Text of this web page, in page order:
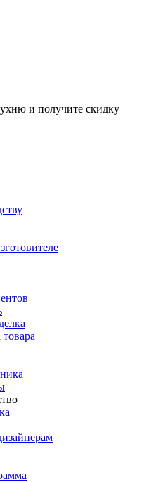
и получите скидку